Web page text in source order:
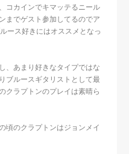
コカインでキマッテるニール
までゲスト参加してるのでア
ース好きにはオススメとなっ
、あまり好きなタイプではな
ブルースギタリストとして最
クラプトンのプレイは素晴ら
頃のクラプトンはジョンメイ